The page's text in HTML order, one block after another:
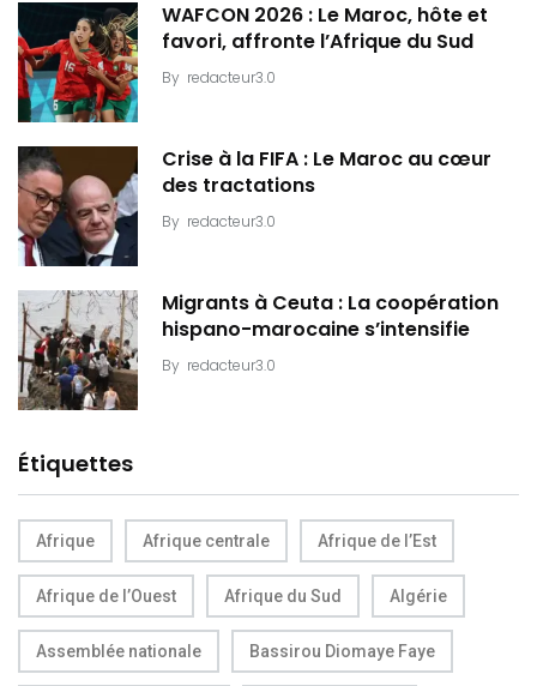
WAFCON 2026 : Le Maroc, hôte et
favori, affronte l’Afrique du Sud
By redacteur3.0
Crise à la FIFA : Le Maroc au cœur
des tractations
By redacteur3.0
Migrants à Ceuta : La coopération
hispano-marocaine s’intensifie
By redacteur3.0
Étiquettes
Afrique Afrique centrale Afrique de l’Est
Afrique de l’Ouest Afrique du Sud Algérie
Assemblée nationale Bassirou Diomaye Faye